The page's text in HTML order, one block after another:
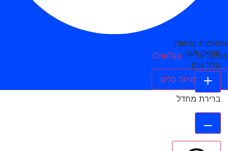
התאמות נגישות
מופעל על ידי OneTap
הסתר סרגל כלים
מודולי תוכן
גודל גופן
ברירת מחדל